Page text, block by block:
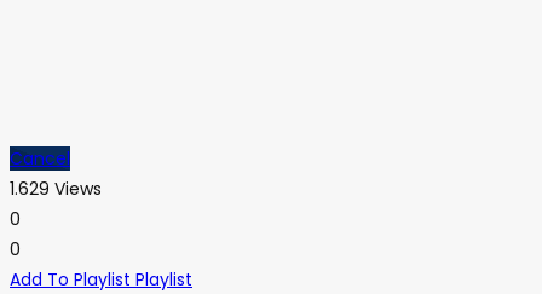
Cancel
1.629 Views
0
0
Add To Playlist Playlist